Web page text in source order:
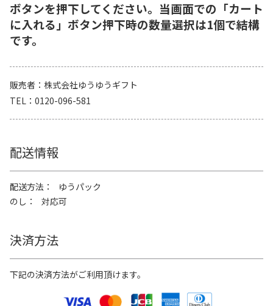
ボタンを押下してください。当画面での「カート
に入れる」ボタン押下時の数量選択は1個で結構
です。
販売者
株式会社ゆうゆうギフト
TEL
0120-096-581
配送情報
配送方法
ゆうパック
のし
対応可
決済方法
下記の決済方法がご利用頂けます。